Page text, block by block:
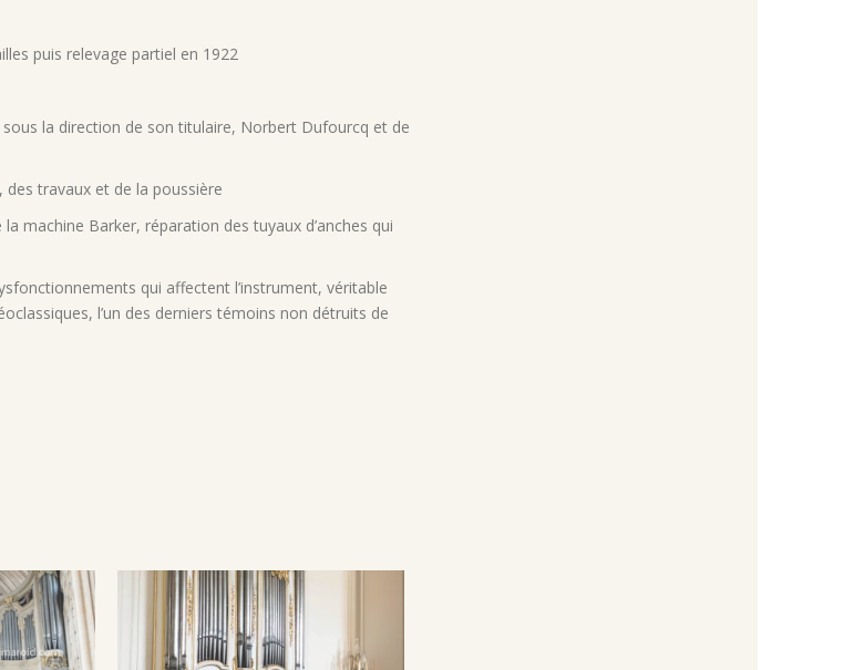
puis relevage partiel en 1922
la direction de son titulaire, Norbert Dufourcq et de
des travaux et de la poussière
machine Barker, réparation des tuyaux d’anches qui
qui affectent l’instrument, véritable
l’un des derniers témoins non détruits de